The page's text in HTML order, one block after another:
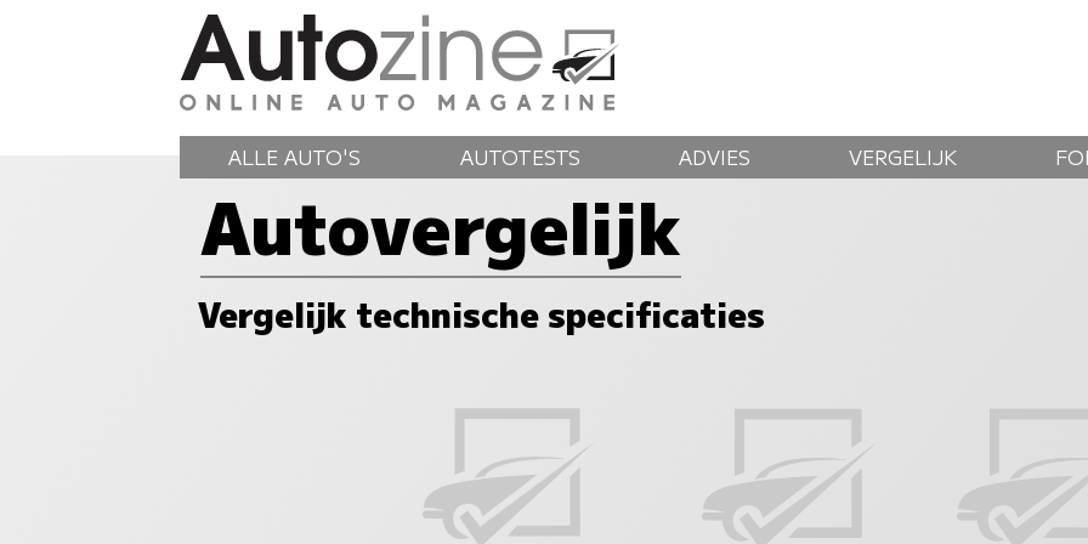
ALLE AUTO'S AUTOTESTS ADVIES VERGELIJK
Autovergelijk
Vergelijk technische specificaties